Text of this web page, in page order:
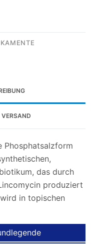
Phosphatsalzform
das durch
produziert
in topischen